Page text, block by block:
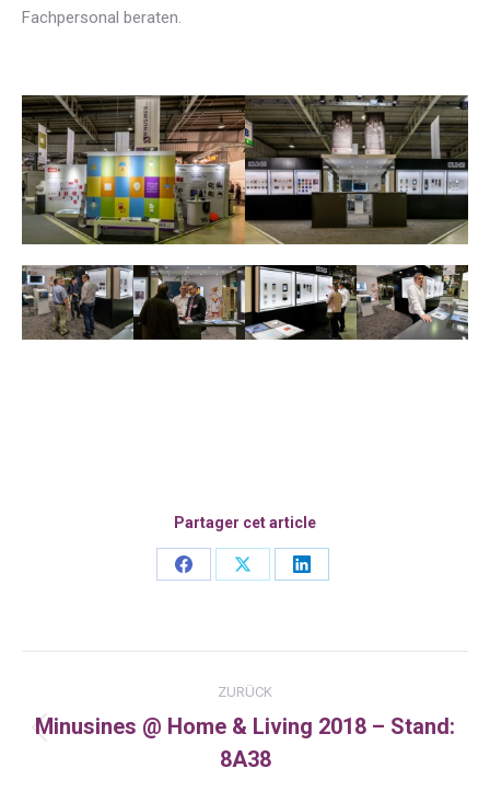
Fachpersonal beraten.
Partager cet article
Share
Share
Share
Kommentarnavigation
ZURÜCK
Vorheriger
Beitrag:
Minusines @ Home & Living 2018 – Stand:
8A38